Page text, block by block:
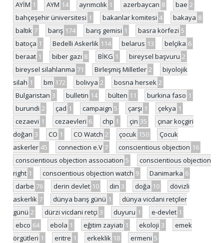
AYİM 1 AYM 14 ayrımcılık 1 azerbaycan 8 bae 2
bahçeşehir üniversitesi 1 bakanlar komitesi 4 bakaya 8
baltık 7 barış 174 barış gemisi 1 basra körfezi 5
batoça 1 Bedelli Askerlik 114 belarus 13 belçika 6
beraat 1 biber gazı 8 BİKG 1 bireysel başvuru 2
bireysel silahlanma 71 Birleşmiş Milletler 2
biyolojik
silah 1 bm 172 bolivya 2 bosna hersek 2
Bulgaristan 3 bulletin 14 bülten 11 burkina faso 1
burundi 2 çad 1 campaign 5 çarşı 1 çekya 1
cezaevi 1 cezaevleri 6 chp 1 çin 35
çınar koçgiri
doğan 3 CO 1 CO Watch 2 çocuk 150
Çocuk
askerler 45 connection e.V 7 conscientious objection 16
conscientious objection association 5
conscientious objection
right 1 conscientious objection watch 9 Danimarka 6
darbe 76 derin devlet 10 din 3 doğa 10
dövizli
askerlik 7 dünya barış günü 1
dünya vicdani retçiler
günü 2 dürzi vicdani retçi 3 duyuru 1 e-devlet 1
ebco 64 ebola 1 eğitim zayiatı 1 ekoloji 3
emek
örgütleri 1 eritre 1 erkeklik 18 ermeni 5